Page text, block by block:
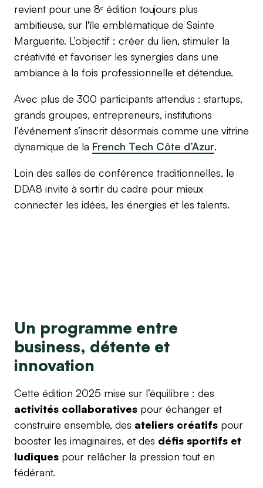
revient pour une 8ᵉ édition toujours plus
ambitieuse, sur l'île emblématique de Sainte
Marguerite. L’objectif : créer du lien, stimuler la
créativité et favoriser les synergies dans une
ambiance à la fois professionnelle et détendue.
Avec plus de 300 participants attendus : startups,
grands groupes, entrepreneurs, institutions
l’événement s’inscrit désormais comme une vitrine
dynamique de la French Tech Côte d’Azur.
Loin des salles de conférence traditionnelles, le
DDA8 invite à sortir du cadre pour mieux
connecter les idées, les énergies et les talents.
Un programme entre
business, détente et
innovation
Cette édition 2025 mise sur l’équilibre : des
activités collaboratives pour échanger et
construire ensemble, des ateliers créatifs pour
booster les imaginaires, et des défis sportifs et
ludiques pour relâcher la pression tout en
fédérant.